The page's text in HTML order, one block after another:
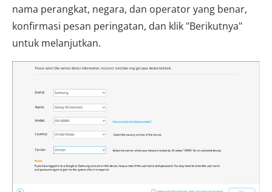
nama perangkat, negara, dan operator yang benar,
konfirmasi pesan peringatan, dan klik "Berikutnya"
untuk melanjutkan.